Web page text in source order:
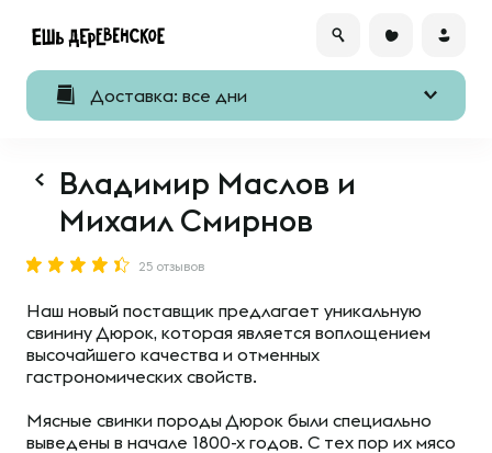
Доставка: все дни
Владимир Маслов и
Михаил Смирнов
25 отзывов
Наш новый поставщик предлагает уникальную
свинину Дюрок, которая является воплощением
высочайшего качества и отменных
гастрономических свойств.
Мясные свинки породы Дюрок были специально
выведены в начале 1800-х годов. С тех пор их мясо